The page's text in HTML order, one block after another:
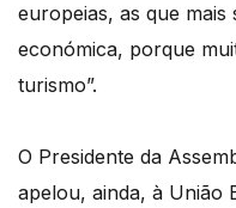
europeias, as que
económica, porque
turismo”.
O Presidente da
apelou, ainda, à União